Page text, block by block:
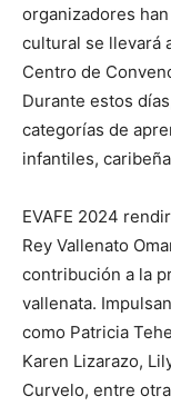
organizadores
cultural se llevará
Centro de
Durante estos
categorías de
infantiles,
EVAFE 2024
Rey Vallenato
contribución a la
vallenata.
como Patricia
Karen Lizarazo,
Curvelo, entre